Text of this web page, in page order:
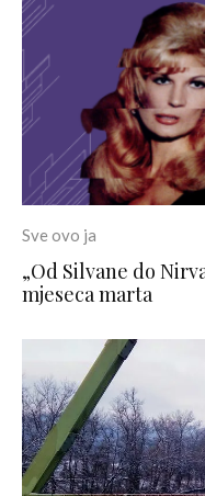
Sve ovo ja
„Od Silvane do
mjeseca marta